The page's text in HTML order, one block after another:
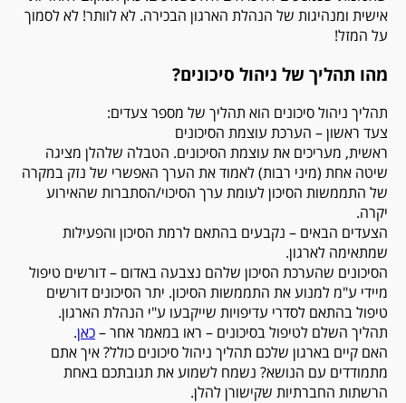
אישית ומנהיגות של הנהלת הארגון הבכירה. לא לוותר! לא לסמוך
על המזל!
מהו תהליך של ניהול סיכונים?
תהליך ניהול סיכונים הוא תהליך של מספר צעדים:
צעד ראשון – הערכת עוצמת הסיכונים
ראשית, מעריכים את עוצמת הסיכונים. הטבלה שלהלן מציגה
שיטה אחת (מיני רבות) לאמוד את הערך האפשרי של נזק במקרה
של התממשות הסיכון לעומת ערך הסיכוי/הסתברות שהאירוע
יקרה.
הצעדים הבאים – נקבעים בהתאם לרמת הסיכון והפעילות
שמתאימה לארגון.
הסיכונים שהערכת הסיכון שלהם נצבעה באדום – דורשים טיפול
מיידי ע"מ למנוע את התממשות הסיכון. יתר הסיכונים דורשים
טיפול בהתאם לסדרי עדיפויות שייקבעו ע"י הנהלת הארגון.
תהליך השלם לטיפול בסיכונים – ראו במאמר אחר –כאן.
האם קיים בארגון שלכם תהליך ניהול סיכונים כולל? איך אתם
מתמודדים עם הנושא? נשמח לשמוע את תגובתכם באחת
הרשתות החברתיות שקישורן להלן.